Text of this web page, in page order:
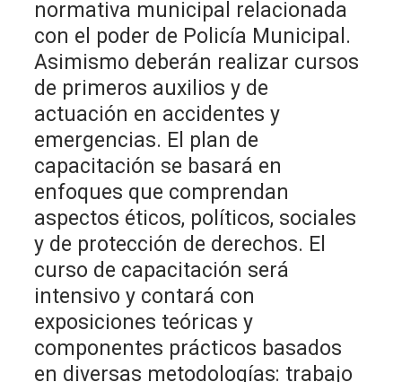
normativa municipal relacionada
con el poder de Policía Municipal.
Asimismo deberán realizar cursos
de primeros auxilios y de
actuación en accidentes y
emergencias. El plan de
capacitación se basará en
enfoques que comprendan
aspectos éticos, políticos, sociales
y de protección de derechos. El
curso de capacitación será
intensivo y contará con
exposiciones teóricas y
componentes prácticos basados
en diversas metodologías: trabajo